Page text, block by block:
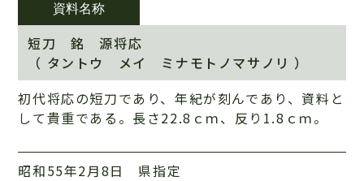
資料名称
短刀 銘 源将応
（ タントウ メイ ミナモトノマサノリ ）
初代将応の短刀であり、年紀が刻んであり、資料と
して貴重である。長さ22.8ｃｍ、反り1.8ｃｍ。
昭和55年2月8日 県指定